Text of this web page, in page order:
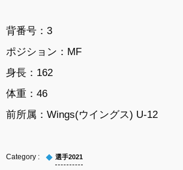
背番号：3
ポジション：MF
身長：162
体重：46
前所属： Wings(ウイングス) U-12
選手2021